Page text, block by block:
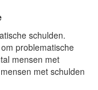
schulden.
problematische
mensen met
met schulden